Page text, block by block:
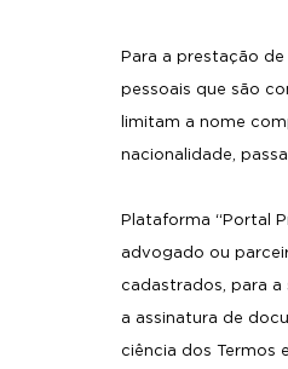
Para a prestação
pessoais que são
limitam a nome
nacionalidade,
Plataforma “Portal
advogado ou
cadastrados, para
a assinatura de
ciência dos Termos